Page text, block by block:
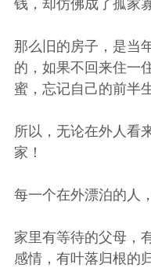
钱，却仿佛成了孤家
那么旧的房子，是当
的，如果不回来住一
蜜，忘记自己的前半生
所以，无论在外人看
家！
每一个在外漂泊的人
家里有等待的父母，
感情，有叶落归根的